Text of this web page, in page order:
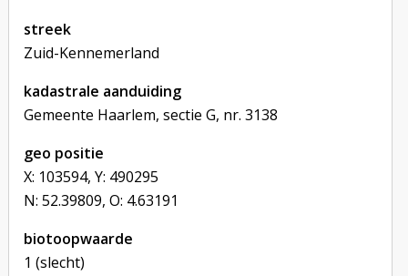
streek
Zuid-Kennemerland
kadastrale aanduiding
Gemeente Haarlem, sectie G, nr. 3138
geo positie
X: 103594, Y: 490295
N: 52.39809, O: 4.63191
biotoopwaarde
1 (slecht)